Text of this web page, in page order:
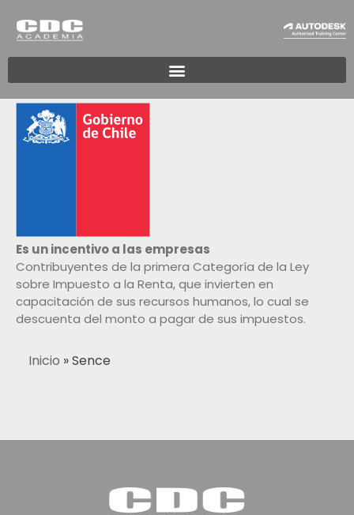
Es un incentivo a las empresas
Contribuyentes de la primera Categoría de la Ley
sobre Impuesto a la Renta, que invierten en
capacitación de sus recursos humanos, lo cual se
descuenta del monto a pagar de sus impuestos.
Inicio »Sence